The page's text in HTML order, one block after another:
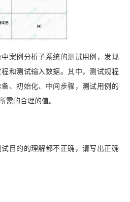
中案例分析子系统的测试用例，发现
和测试输入数据。其中，测试规程
、初始化、中间步骤，测试用例的
需的合理的值。
目的的理解都不正确，请写出正确